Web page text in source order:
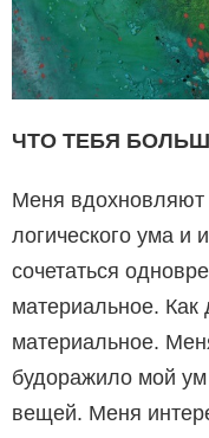
ЧТО ТЕБЯ
Меня вдохновляют
логического ума и
сочетаться
материальное. Как
материальное.
будоражило мой
вещей. Меня